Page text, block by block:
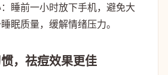
：睡前一小时放下手机，避免大
眠质量，缓解情绪压力。
，祛痘效果更佳